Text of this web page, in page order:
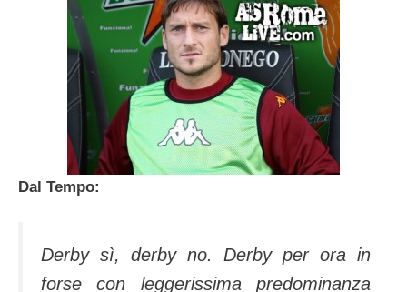
Dal Tempo:
Derby sì, derby no. Derby per ora in
forse con leggerissima predominanza